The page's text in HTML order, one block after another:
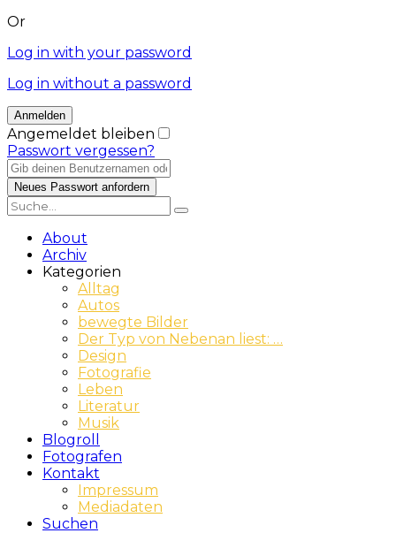
Or
Log in with your password
Log in without a password
Angemeldet bleiben
Passwort vergessen?
About
Archiv
Kategorien
Alltag
Autos
bewegte Bilder
Der Typ von Nebenan liest: …
Design
Fotografie
Leben
Literatur
Musik
Blogroll
Fotografen
Kontakt
Impressum
Mediadaten
Suchen